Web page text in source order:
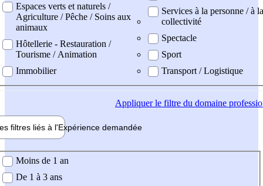
Espaces verts et naturels /
Agriculture / Pêche / Soins aux
animaux
Hôtellerie - Restauration /
Tourisme / Animation
Immobilier
Services à la personne / à la
collectivité
Spectacle
Sport
Transport / Logistique
Appliquerle filtre du domaine
filtres liés à l'Expérience demandée
demandée
Moins de 1 an
De 1 à 3 ans